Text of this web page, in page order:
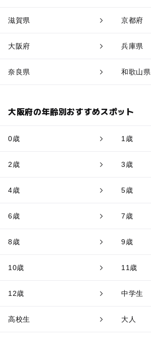
滋賀県 京都府
大阪府 兵庫県
奈良県 和歌山県
大阪府の年齢別おすすめスポット
0歳 1歳
2歳 3歳
4歳 5歳
6歳 7歳
8歳 9歳
10歳 11歳
12歳 中学生
高校生 大人